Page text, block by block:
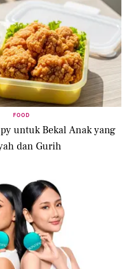
FOOD
untuk Bekal Anak yang
dan Gurih